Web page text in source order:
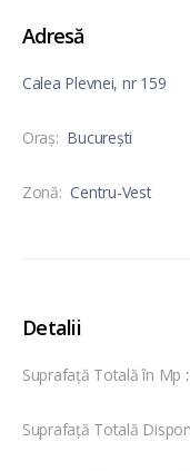
Adresă
Calea Plevnei, nr 159
Oraş: București
Zonă: Centru-Vest
Detalii
Suprafață Totală în Mp
Suprafață Totală